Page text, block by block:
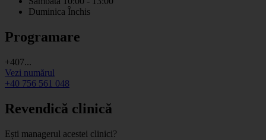
Duminica Închis
Programare
+407...
Vezi numărul
+40 756 561 048
Revendică clinică
Ești managerul acestei clinici?